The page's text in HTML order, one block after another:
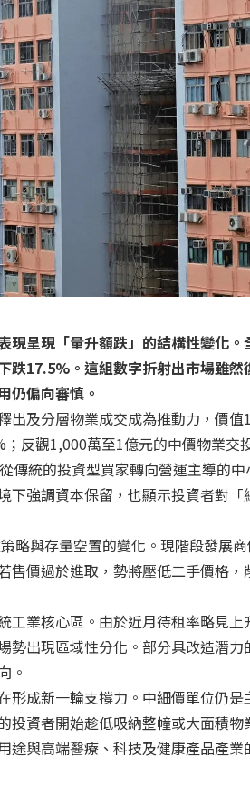
現呈現「量升額跌」的結構性變化。
跌17.5%。這組數字折射出市場雖然
仍偏向審慎。
出及分層物業成交成為推動力，價值
反觀1,000萬至1億元的中價物業交
傳統的投資型買家轉向營運主導的
強調資本保留，也顯示投資者對「
略與存量空置的變化。現階段發展
售價過於進取，勢將壓低二手價格，
工業核心區。由於近月待租率略見上
勢出現區域性分化。部分具改造潛力
。
形成新一輪支撐力。中細價單位仍是
投資者開始趁低吸納整幢或大面積物
途與高端醫療、科技及健康產品產業